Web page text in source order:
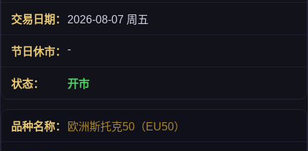
2026-08-07 周五
-
开市
欧洲斯托克50（EU50）